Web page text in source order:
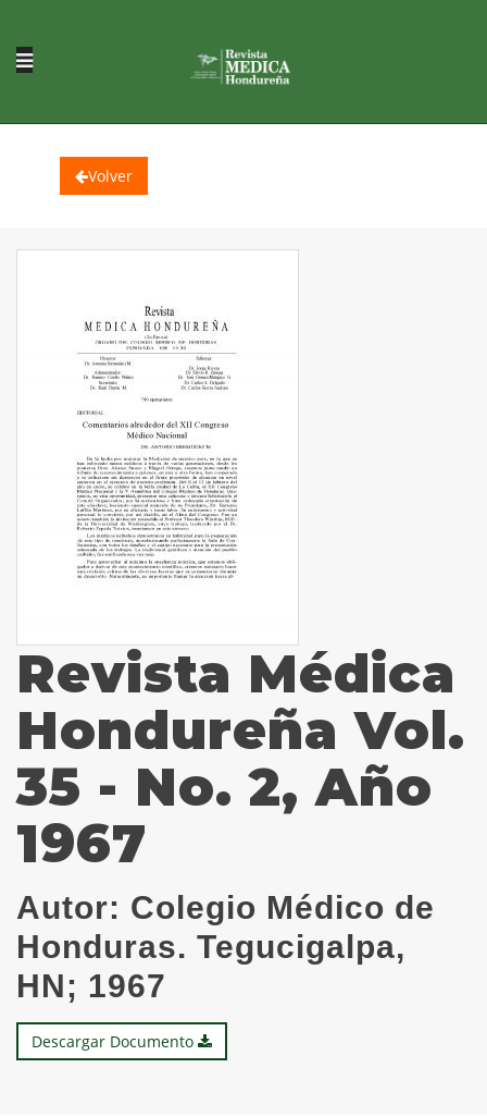
Volver
Revista Médica
Hondureña Vol.
35 - No. 2, Año
1967
Autor: Colegio Médico de
Honduras. Tegucigalpa,
HN; 1967
Descargar Documento